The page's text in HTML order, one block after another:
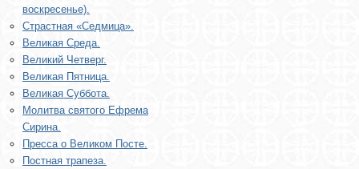
воскресенье).
Страстная «Седмица».
Великая Среда.
Великий Четверг.
Великая Пятница.
Великая Суббота.
Молитва святого Ефрема
Сирина.
Пресса о Великом Посте.
Постная трапеза.